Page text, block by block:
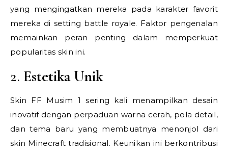
yang mengingatkan mereka pada karakter favorit
mereka di setting battle royale. Faktor pengenalan
memainkan peran penting dalam memperkuat
popularitas skin ini.
2. Estetika Unik
Skin FF Musim 1 sering kali menampilkan desain
inovatif dengan perpaduan warna cerah, pola detail,
dan tema baru yang membuatnya menonjol dari
skin Minecraft tradisional. Keunikan ini berkontribusi